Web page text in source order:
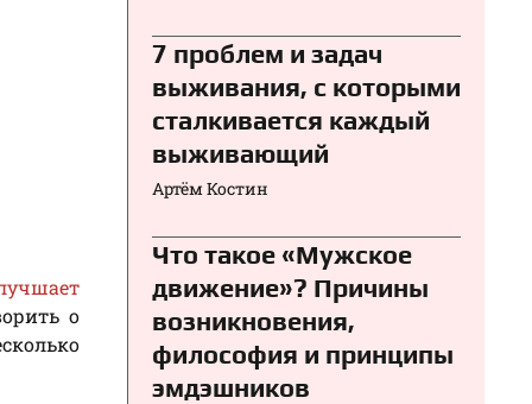
о
7 проблем и задач
выживания, с которыми
сталкивается каждый
выживающий
Артём Костин
Что такое «Мужское
движение»? Причины
возникновения,
философия и принципы
эмдэшников